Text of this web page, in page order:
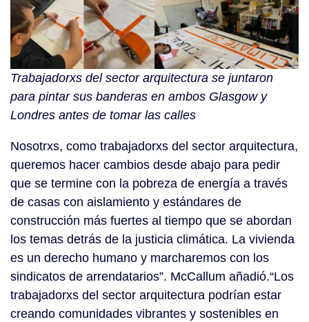
Trabajadorxs del sector arquitectura se juntaron
para pintar sus banderas en ambos Glasgow y
Londres antes de tomar las calles
Nosotrxs, como trabajadorxs del sector arquitectura,
queremos hacer cambios desde abajo para pedir
que se termine con la pobreza de energía a través
de casas con aislamiento y estándares de
construcción más fuertes al tiempo que se abordan
los temas detrás de la justicia climática. La vivienda
es un derecho humano y marcharemos con los
sindicatos de arrendatarios”. McCallum añadió.“Los
trabajadorxs del sector arquitectura podrían estar
creando comunidades vibrantes y sostenibles en